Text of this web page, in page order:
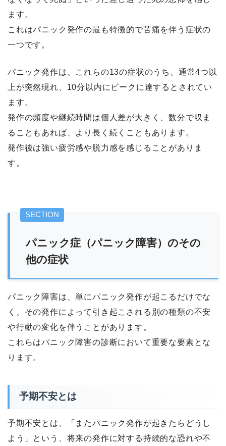
ます。
これはパニック発作の最も特徴的で苦痛を伴う症状の
一つです。
パニック発作は、これらの13の症状のうち、通常4つ以
上が突然現れ、10分以内にピークに達するとされてい
ます。
発作の頻度や継続時間は個人差が大きく、数分で収ま
ることもあれば、より長く続くこともあります。
発作後は強い疲労感や脱力感を感じることがありま
す。
パニック症（パニック障害）のその
他の症状
パニック障害は、単にパニック発作が起こるだけでな
く、その発作によって引き起こされる別の種類の不安
や行動の変化を伴うことがあります。
これらはパニック障害の診断において重要な要素とな
ります。
予期不安とは
予期不安とは、「またパニック発作が起きたらどうし
よう」という、将来の発作に対する持続的な恐れや不